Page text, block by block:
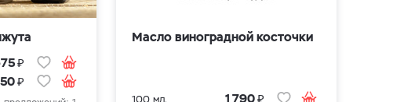
₽
₽
Масло виноградной косточки
100 мл. 1 790₽